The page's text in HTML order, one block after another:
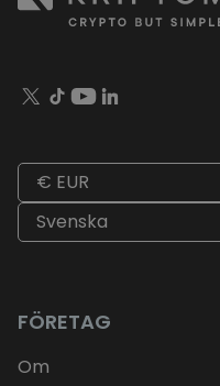
€ EUR
Svenska
FÖRETAG
Om